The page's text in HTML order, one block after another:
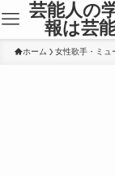
芸能人の
報は芸
ホーム 女性歌手・ミュ